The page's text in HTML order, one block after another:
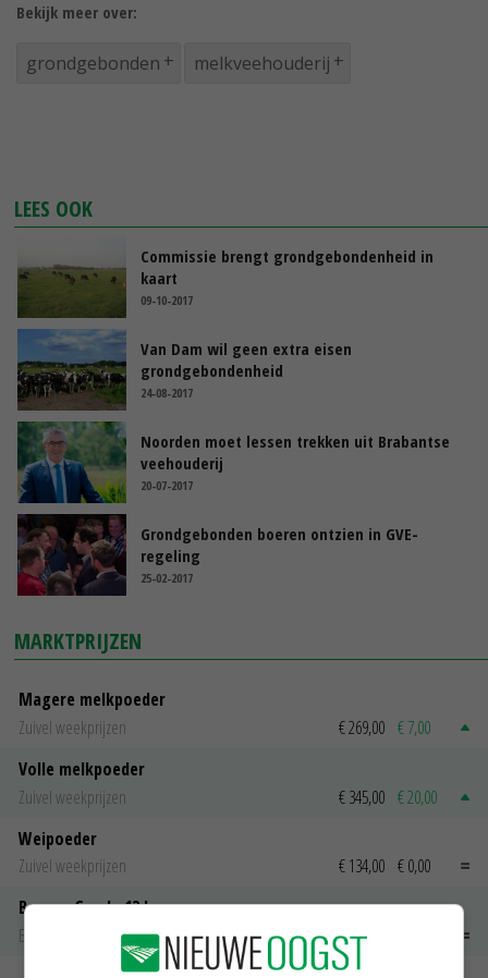
Bekijk meer over:
grondgebonden melkveehouderij
LEES OOK
Commissie brengt grondgebondenheid in
kaart
09-10-2017
Van Dam wil geen extra eisen
grondgebondenheid
24-08-2017
Noorden moet lessen trekken uit Brabantse
veehouderij
20-07-2017
Grondgebonden boeren ontzien in GVE-
regeling
25-02-2017
MARKTPRIJZEN
Magere melkpoeder
Zuivel weekprijzen
€ 269,00 € 7,00
Volle melkpoeder
Zuivel weekprijzen
€ 345,00 € 20,00
Weipoeder
Zuivel weekprijzen
€ 134,00 € 0,00
Boeren Gouda 12 kg
Boerenkaas
€ 6,05